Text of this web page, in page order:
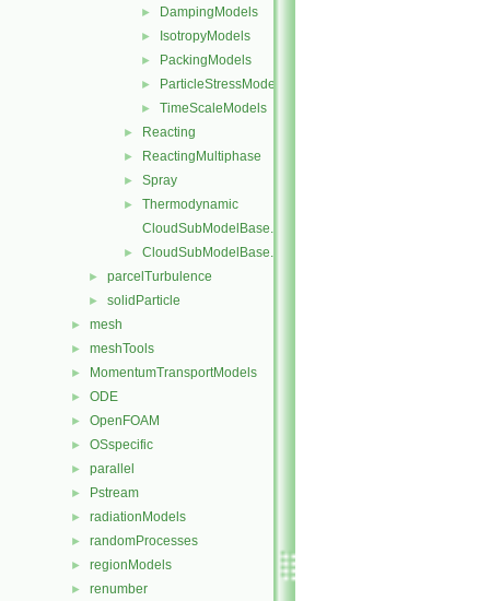
► DampingModels
► IsotropyModels
► PackingModels
► ParticleStressModels
► TimeScaleModels
► Reacting
► ReactingMultiphase
► Spray
►
Thermodynamic
CloudSubModelBase.C
► CloudSubModelBase.H
► parcelTurbulence
► solidParticle
► mesh
► meshTools
► MomentumTransportModels
► ODE
► OpenFOAM
► OSspecific
► parallel
► Pstream
► radiationModels
► randomProcesses
► regionModels
► renumber